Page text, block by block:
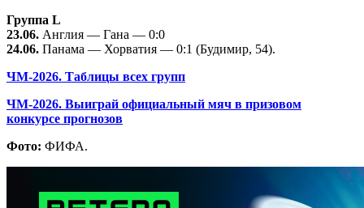
Группа L
23.06. Англия — Гана — 0:0
24.06. Панама — Хорватия — 0:1 (Будимир, 54).
ЧМ-2026. Таблицы всех групп
ЧМ-2026. Выиграй официальный мяч в призовом
конкурсе прогнозов
Фото: ФИФА.